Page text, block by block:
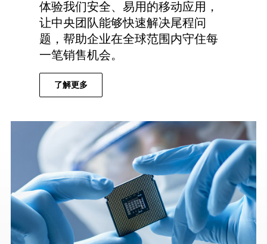
体验我们安全、易用的移动应用，
让中央团队能够快速解决尾程问
题，帮助企业在全球范围内守住每
一笔销售机会。
了解更多